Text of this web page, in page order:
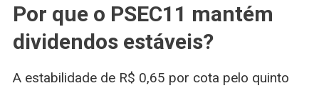
Por que o PSEC11 mantém
dividendos estáveis?
A estabilidade de R$ 0,65 por cota pelo quinto